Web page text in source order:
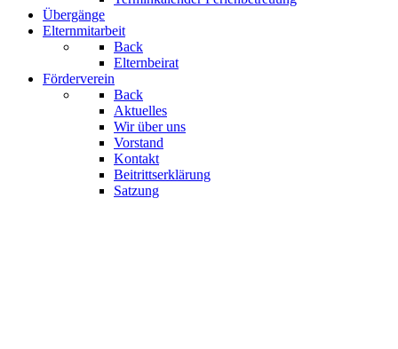
Übergänge
Elternmitarbeit
Back
Elternbeirat
Förderverein
Back
Aktuelles
Wir über uns
Vorstand
Kontakt
Beitrittserklärung
Satzung